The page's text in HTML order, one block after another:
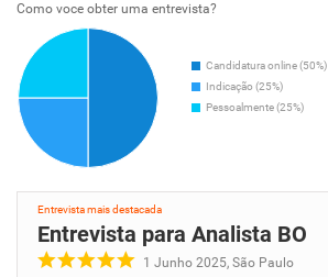
Como voce obter uma entrevista?
Candidatura online (50%)
Indicação (25%)
Pessoalmente (25%)
Entrevista mais destacada
Entrevista para Analista BO
1 Junho 2025, São Paulo